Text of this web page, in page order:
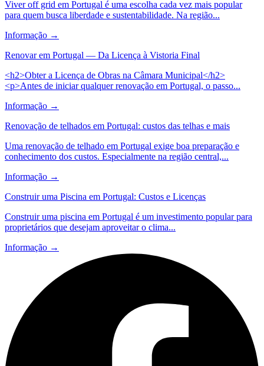
Viver off grid em Portugal é uma escolha cada vez mais popular
para quem busca liberdade e sustentabilidade. Na região...
Informação →
Renovar em Portugal — Da Licença à Vistoria Final
<h2>Obter a Licença de Obras na Câmara Municipal</h2>
<p>Antes de iniciar qualquer renovação em Portugal, o passo...
Informação →
Renovação de telhados em Portugal: custos das telhas e mais
Uma renovação de telhado em Portugal exige boa preparação e
conhecimento dos custos. Especialmente na região central,...
Informação →
Construir uma Piscina em Portugal: Custos e Licenças
Construir uma piscina em Portugal é um investimento popular para
proprietários que desejam aproveitar o clima...
Informação →